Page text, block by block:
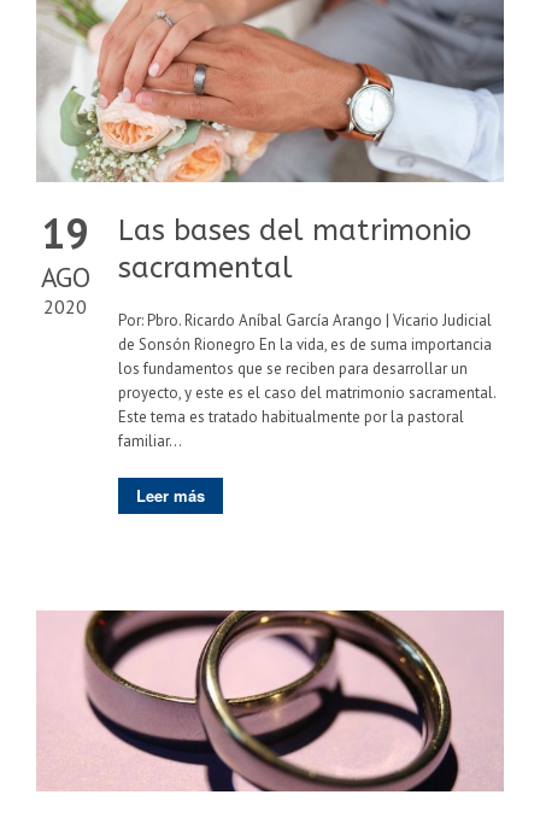
19
AGO
2020
Las bases del matrimonio
sacramental
Por: Pbro. Ricardo Aníbal García Arango | Vicario Judicial
de Sonsón Rionegro En la vida, es de suma importancia
los fundamentos que se reciben para desarrollar un
proyecto, y este es el caso del matrimonio sacramental.
Este tema es tratado habitualmente por la pastoral
familiar...
Leer más